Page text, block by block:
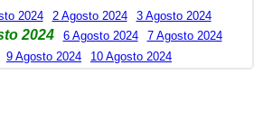
2024 2 Agosto 2024
3 Agosto 2024
2024 6 Agosto 2024
7 Agosto 2024
9 Agosto 2024 10 Agosto 2024